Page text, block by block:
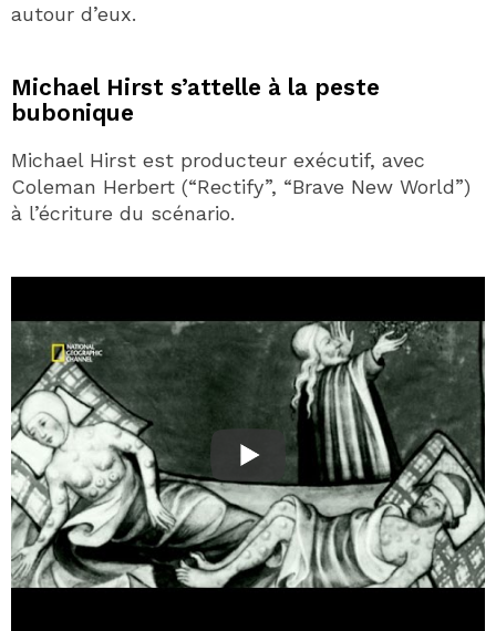
autour d’eux.
Michael Hirst s’attelle à la peste
bubonique
Michael Hirst est producteur exécutif, avec
Coleman Herbert (“Rectify”, “Brave New World”)
à l’écriture du scénario.